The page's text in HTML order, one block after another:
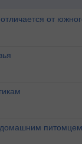
от
домашним питомцем